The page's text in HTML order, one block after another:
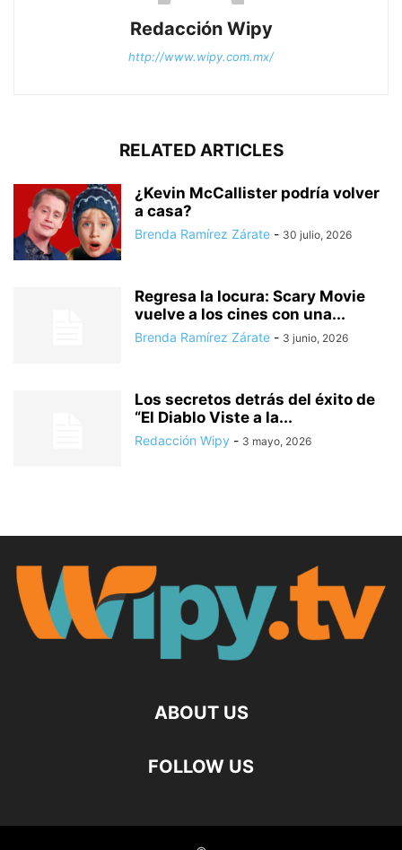
Redacción Wipy
http://www.wipy.com.mx/
RELATED ARTICLES
¿Kevin McCallister podría volver
a casa?
Brenda Ramírez Zárate - 30 julio, 2026
Regresa la locura: Scary Movie
vuelve a los cines con una...
Brenda Ramírez Zárate - 3 junio, 2026
Los secretos detrás del éxito de
“El Diablo Viste a la...
Redacción Wipy - 3 mayo, 2026
ABOUT US
FOLLOW US